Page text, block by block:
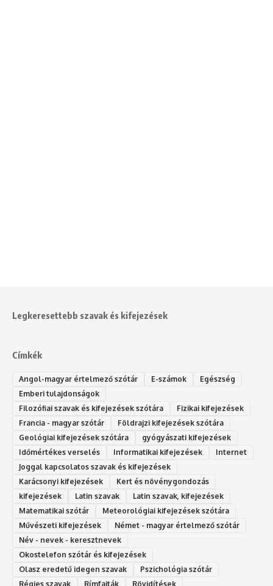
Legkeresettebb szavak és kifejezések
Címkék
Angol-magyar értelmező szótár E-számok
Egészség
Emberi tulajdonságok
Filozófiai szavak és kifejezések szótára
Fizikai kifejezések
Francia - magyar szótár
Földrajzi kifejezések szótára
Geológiai kifejezések szótára
gyógyászati kifejezések
Időmértékes verselés
Informatikai kifejezések
Internet
Joggal kapcsolatos szavak és kifejezések
Karácsonyi kifejezések
Kert és növénygondozás
kifejezések
Latin szavak
Latin szavak, kifejezések
Matematikai szótár
Meteorológiai kifejezések szótára
Művészeti kifejezések
Német - magyar értelmező szótár
Név - nevek - keresztnevek
Okostelefon szótár és kifejezések
Olasz eredetű idegen szavak
Ps‮gólohciz‬ia s‮átóz‬r
Régies szavak
Rímfajták Rövidítések